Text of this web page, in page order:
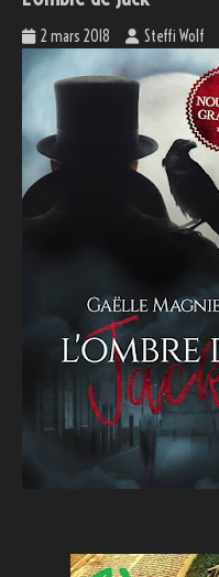
2 mars 2018 Steffi Wolf